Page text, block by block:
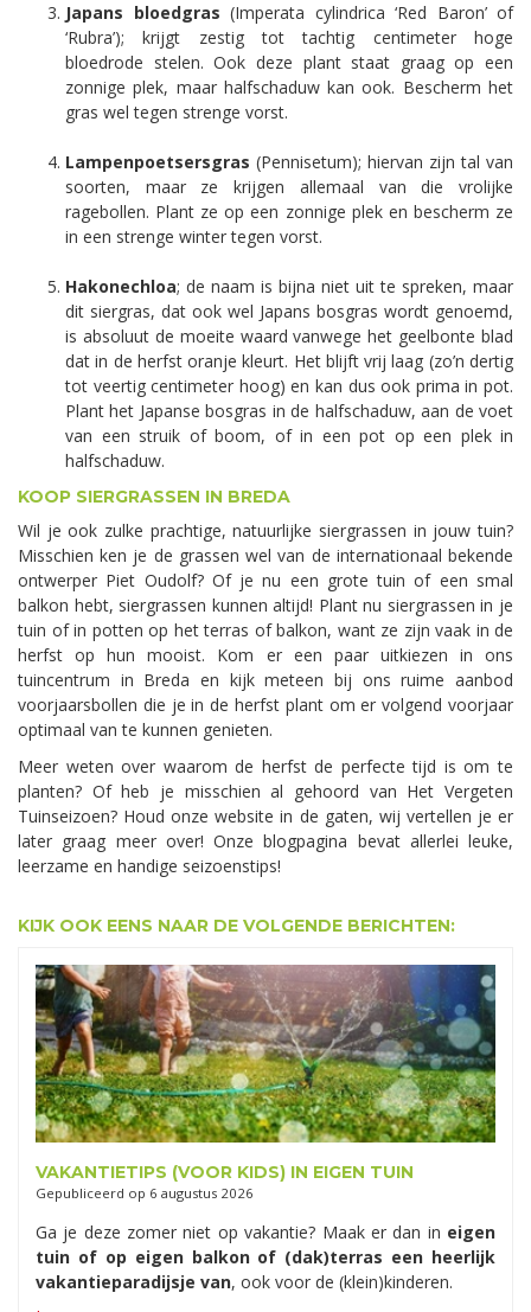
Japans bloedgras (Imperata cylindrica ‘Red Baron’ of
‘Rubra’); krijgt zestig tot tachtig centimeter hoge
bloedrode stelen. Ook deze plant staat graag op een
zonnige plek, maar halfschaduw kan ook. Bescherm het
gras wel tegen strenge vorst.
Lampenpoetsersgras (Pennisetum); hiervan zijn tal van
soorten, maar ze krijgen allemaal van die vrolijke
ragebollen. Plant ze op een zonnige plek en bescherm ze
in een strenge winter tegen vorst.
Hakonechloa; de naam is bijna niet uit te spreken, maar
dit siergras, dat ook wel Japans bosgras wordt genoemd,
is absoluut de moeite waard vanwege het geelbonte blad
dat in de herfst oranje kleurt. Het blijft vrij laag (zo’n dertig
tot veertig centimeter hoog) en kan dus ook prima in pot.
Plant het Japanse bosgras in de halfschaduw, aan de voet
van een struik of boom, of in een pot op een plek in
halfschaduw.
KOOP SIERGRASSEN IN BREDA
Wil je ook zulke prachtige, natuurlijke siergrassen in jouw tuin?
Misschien ken je de grassen wel van de internationaal bekende
ontwerper Piet Oudolf? Of je nu een grote tuin of een smal
balkon hebt, siergrassen kunnen altijd! Plant nu siergrassen in je
tuin of in potten op het terras of balkon, want ze zijn vaak in de
herfst op hun mooist. Kom er een paar uitkiezen in ons
tuincentrum in Breda en kijk meteen bij ons ruime aanbod
voorjaarsbollen die je in de herfst plant om er volgend voorjaar
optimaal van te kunnen genieten.
Meer weten over waarom de herfst de perfecte tijd is om te
planten? Of heb je misschien al gehoord van Het Vergeten
Tuinseizoen? Houd onze website in de gaten, wij vertellen je er
later graag meer over! Onze blogpagina bevat allerlei leuke,
leerzame en handige seizoenstips!
KIJK OOK EENS NAAR DE VOLGENDE BERICHTEN:
VAKANTIETIPS (VOOR KIDS) IN EIGEN TUIN
Gepubliceerd op 6 augustus 2026
Ga je deze zomer niet op vakantie? Maak er dan in eigen
tuin of op eigen balkon of (dak)terras een heerlijk
vakantieparadijsje van, ook voor de (klein)kinderen.